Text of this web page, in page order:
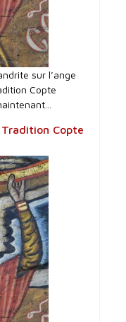
sur l’ange
Copte
Copte